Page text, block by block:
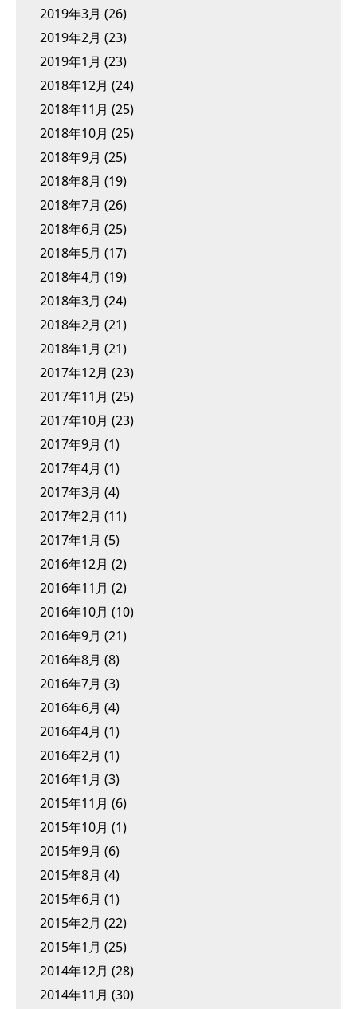
2019年3月 (26)
2019年2月 (23)
2019年1月 (23)
2018年12月 (24)
2018年11月 (25)
2018年10月 (25)
2018年9月 (25)
2018年8月 (19)
2018年7月 (26)
2018年6月 (25)
2018年5月 (17)
2018年4月 (19)
2018年3月 (24)
2018年2月 (21)
2018年1月 (21)
2017年12月 (23)
2017年11月 (25)
2017年10月 (23)
2017年9月 (1)
2017年4月 (1)
2017年3月 (4)
2017年2月 (11)
2017年1月 (5)
2016年12月 (2)
2016年11月 (2)
2016年10月 (10)
2016年9月 (21)
2016年8月 (8)
2016年7月 (3)
2016年6月 (4)
2016年4月 (1)
2016年2月 (1)
2016年1月 (3)
2015年11月 (6)
2015年10月 (1)
2015年9月 (6)
2015年8月 (4)
2015年6月 (1)
2015年2月 (22)
2015年1月 (25)
2014年12月 (28)
2014年11月 (30)